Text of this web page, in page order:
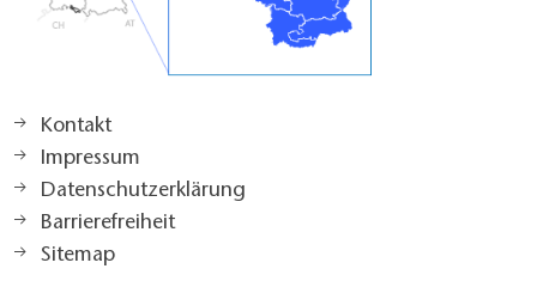
Kontakt
Impressum
Datenschutzerklärung
Barrierefreiheit
Sitemap